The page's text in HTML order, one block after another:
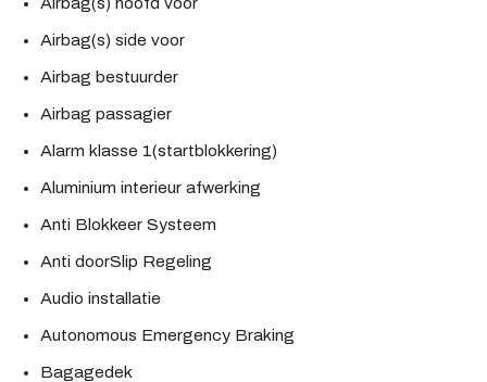
Airbag(s) hoofd voor
Airbag(s) side voor
Airbag bestuurder
Airbag passagier
Alarm klasse 1(startblokkering)
Aluminium interieur afwerking
Anti Blokkeer Systeem
Anti doorSlip Regeling
Audio installatie
Autonomous Emergency Braking
Bagagedek